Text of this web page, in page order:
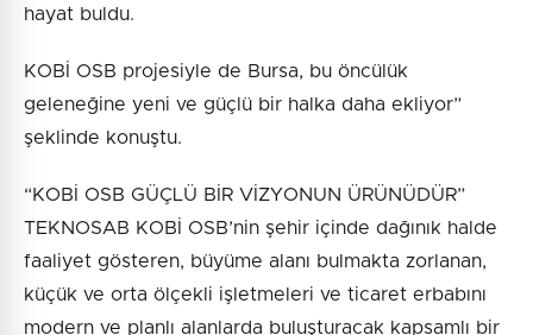
hayat buldu.
KOBİ OSB projesiyle de Bursa, bu öncülük
geleneğine yeni ve güçlü bir halka daha ekliyor”
şeklinde konuştu.
“KOBİ OSB GÜÇLÜ BİR VİZYONUN ÜRÜNÜDÜR”
TEKNOSAB KOBİ OSB’nin şehir içinde dağınık halde
faaliyet gösteren, büyüme alanı bulmakta zorlanan,
küçük ve orta ölçekli işletmeleri ve ticaret erbabını
modern ve planlı alanlarda buluşturacak kapsamlı bir